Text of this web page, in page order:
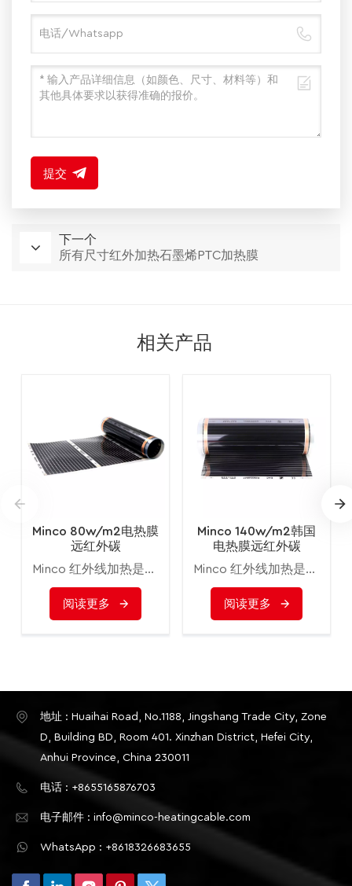
提交
下一个
所有尺寸红外加热石墨烯PTC加热膜
相关产品
Minco 80w/m2电热膜
远红外碳
Minco 红外线加热是最健康、最现代的加热方法之一，它使用与太阳本身相似的热特性。红外线直接加热人、墙壁和物体，然后从它们身上加热空气。
阅读更多
Minco 140w/m2韩国
电热膜远红外碳
Minco 红外线加热是最健康、最现代的加热方法之一，它使用与太阳本身相似的热特性。红外线直接加热人、墙壁和物体，然后从它们身上加热空气。
阅读更多
地址 : Huaihai Road, No.1188, Jingshang Trade City, Zone
D, Building BD, Room 401. Xinzhan District, Hefei City,
Anhui Province, China 230011
电话 : +8655165876703
电子邮件 : info@minco-heatingcable.com
WhatsApp : +8618326683655